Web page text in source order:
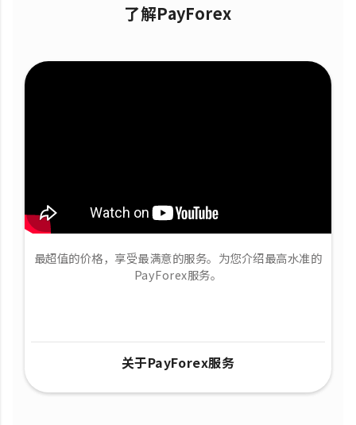
了解PayForex
最超值的价格，享受最满意的服务。为您介绍最高水准的
PayForex服务。
关于PayForex服务